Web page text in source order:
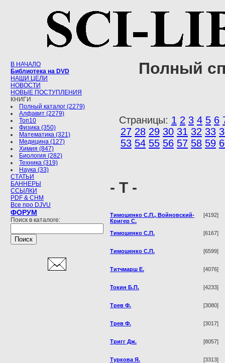
В НАЧАЛО
Библиотека на DVD
НАШИ ЦЕЛИ
НОВОСТИ
НОВЫЕ ПОСТУПЛЕНИЯ
КНИГИ
Полный каталог (2279)
Алфавит (2279)
Топ10
Физика (350)
Математика (321)
Медицина (127)
Химия (847)
Биология (282)
Техника (319)
Наука (33)
СТАТЬИ
БАННЕРЫ
ССЫЛКИ
PDF & CHM
Все про DJVU
ФОРУМ
Поиск в каталоге:
Полный
Страницы: 1 2 3 4 5 6
27 28 29 30 31 32 33
53 54 55 56 57 58 59
- Т -
Тимошенко С.П., Войновский-
Кригер С.
[4192]
Тимошенко С.П. [6167]
Тимошенко С.П. [6599]
Титчмарш Е. [4076]
Токин Б.П. [4233]
Трев Ф. [3080]
Трев Ф. [3017]
Тригг Дж. [8057]
Туркова Я. [3313]